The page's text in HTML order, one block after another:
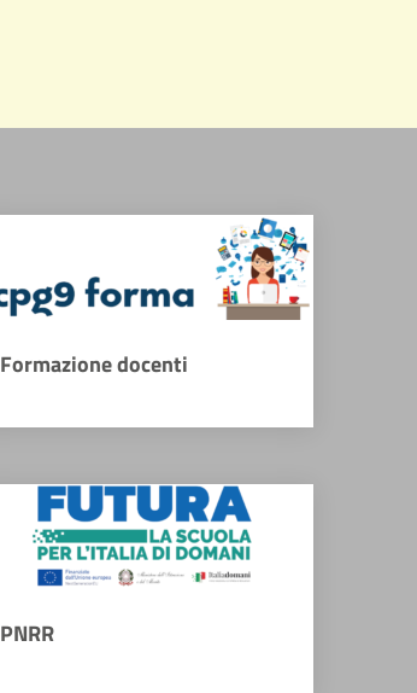
Formazione docenti
PNRR